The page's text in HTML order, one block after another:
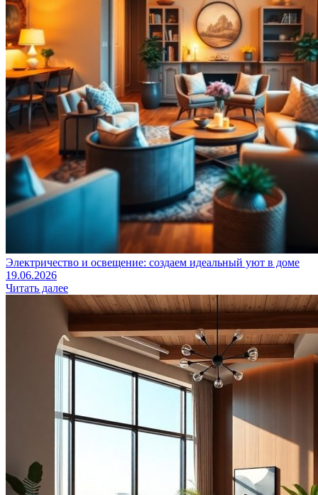
Электричество и освещение: создаем идеальный уют в доме
19.06.2026
Читать далее